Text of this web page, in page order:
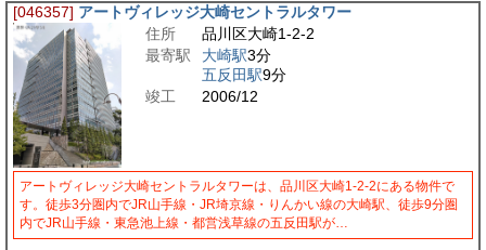
[046357] アートヴィレッジ大崎セントラルタワー
住所
品川区大崎1-2-2
最寄駅
大崎駅3分
五反田駅9分
竣工
2006/12
アートヴィレッジ大崎セントラルタワーは、品川区大崎1-2-2にある物件で
す。徒歩3分圏内でJR山手線・JR埼京線・りんかい線の大崎駅、徒歩9分圏
内でJR山手線・東急池上線・都営浅草線の五反田駅が…